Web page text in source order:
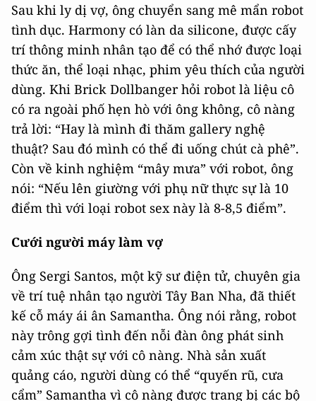
Sau khi ly dị vợ, ông chuyển sang mê mẩn robot
tình dục. Harmony có làn da silicone, được cấy
trí thông minh nhân tạo để có thể nhớ được loại
thức ăn, thể loại nhạc, phim yêu thích của người
dùng. Khi Brick Dollbanger hỏi robot là liệu cô
có ra ngoài phố hẹn hò với ông không, cô nàng
trả lời: “Hay là mình đi thăm gallery nghệ
thuật? Sau đó mình có thể đi uống chút cà phê”.
Còn về kinh nghiệm “mây mưa” với robot, ông
nói: “Nếu lên giường với phụ nữ thực sự là 10
điểm thì với loại robot sex này là 8-8,5 điểm”.
Cưới người máy làm vợ
Ông Sergi Santos, một kỹ sư điện tử, chuyên gia
về trí tuệ nhân tạo người Tây Ban Nha, đã thiết
kế cỗ máy ái ân Samantha. Ông nói rằng, robot
này trông gợi tình đến nỗi đàn ông phát sinh
cảm xúc thật sự với cô nàng. Nhà sản xuất
quảng cáo, người dùng có thể “quyến rũ, cưa
cẩm” Samantha vì cô nàng được trang bị các bộ